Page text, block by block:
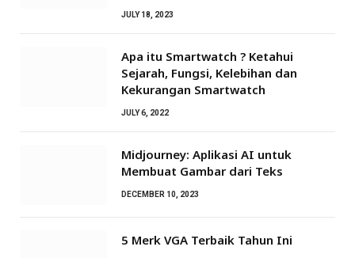
JULY 18, 2023
Apa itu Smartwatch ? Ketahui
Sejarah, Fungsi, Kelebihan dan
Kekurangan Smartwatch
JULY 6, 2022
Midjourney: Aplikasi AI untuk
Membuat Gambar dari Teks
DECEMBER 10, 2023
5 Merk VGA Terbaik Tahun Ini